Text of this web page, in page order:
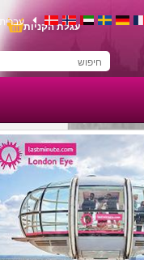
עגלת הקניותעברית
You have saved this
product in your list